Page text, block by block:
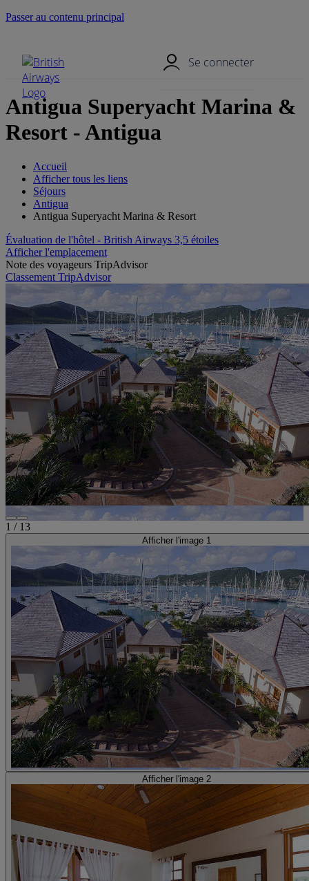
Passer au contenu principal
Se connecter
Antigua Superyacht Marina &
Resort - Antigua
Accueil
Afficher tous les liens
Séjours
Antigua
Antigua Superyacht Marina & Resort
Évaluation de l'hôtel - British Airways 3,5 étoiles
Afficher l'emplacement
Note des voyageurs TripAdvisor
Classement TripAdvisor
1 / 13
Afficher l'image 1
Afficher l'image 2